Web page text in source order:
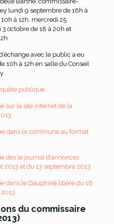
lundi 9 septembre de 16h à
à 12h, mercredi 25
octobre de 18 à 20h et
avec le public a eu
10h à 12h en salle du Conseil
publique
sur le site internet de la
dans la commune au format
des le journal d’annonces
2013 et du 13 septembre 2013
dans le Dauphiné libéré du 16
du commissaire